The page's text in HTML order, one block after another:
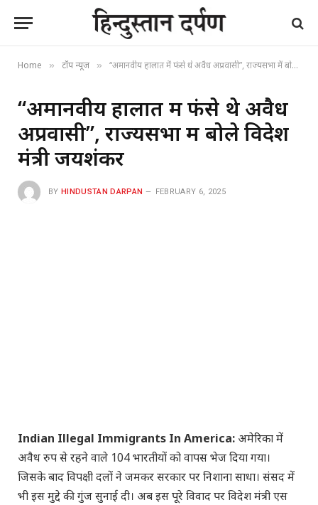
Home » टॉप न्यूज » “अमानवीय हालात में फंसे थे अवैध अप्रवासी”, राज्यसभा में बोले विदेश मंत्री जयशंकर
“अमानवीय हालात में फंसे थे अवैध
अप्रवासी”, राज्यसभा में बोले विदेश
मंत्री जयशंकर
BY HINDUSTAN DARPAN FEBRUARY 6, 2025
Indian Illegal Immigrants In America: अमेरिका में
अवैध रुप से रहने वाले 104 भारतीयों को वापस भेज दिया गया।
जिसके बाद विपक्षी दलों ने जमकर सरकार पर निशाना साधा। संसद में
भी इस मुद्दे की गुंज सुनाई दी। अब इस पूरे विवाद पर विदेश मंत्री एस